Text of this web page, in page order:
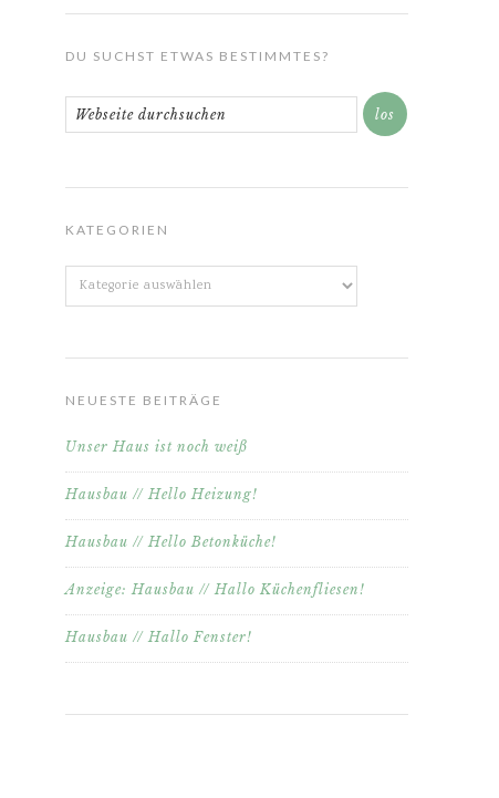
DU SUCHST ETWAS BESTIMMTES?
KATEGORIEN
Kategorien
NEUESTE BEITRÄGE
Unser Haus ist noch weiß
Hausbau // Hello Heizung!
Hausbau // Hello Betonküche!
Anzeige: Hausbau // Hallo Küchenfliesen!
Hausbau // Hallo Fenster!